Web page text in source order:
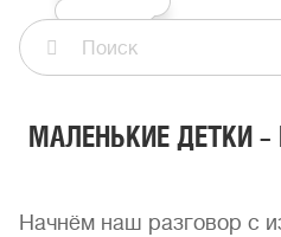
МАЛЕНЬКИЕ ДЕТКИ
Начнём наш разговор с